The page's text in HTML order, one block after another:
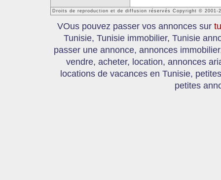
Droits de reproduction et de diffusion réservés Copyright © 2001-
VOus pouvez passer vos annonces sur
Tunisie, Tunisie immobilier, Tunisie
passer une annonce, annonces
vendre, acheter, location, annonces
locations de vacances en Tunisie,
petites